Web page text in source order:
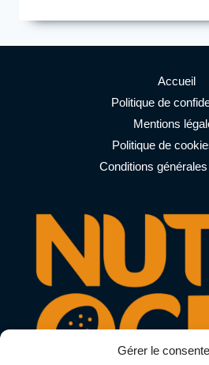
Gérer le
DE
CASÉINE
PROTÉINE
POUDRE
Accueil
Politique de
Mentions
Politique de
Conditions